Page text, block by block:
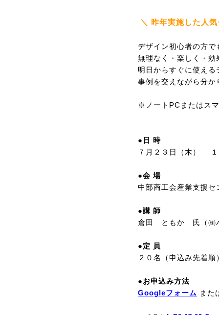
＼ 昨年実施した人
デザイン初心者の方
無理なく・楽しく・
明日からすぐに使える
事例を交えながら分
※ノートPCまたはス
●日 時
７月２３日（木
●会 場
中部商工会産業支援
●講 師
倉田 ともか 氏（㈱
●定 員
２０名（申込み先着順
●お申込み方法
Googleフォーム
また